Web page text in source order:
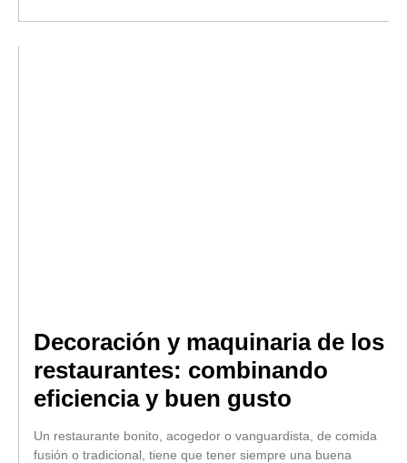
Decoración y maquinaria de los
restaurantes: combinando
eficiencia y buen gusto
Un restaurante bonito, acogedor o vanguardista, de comida
fusión o tradicional, tiene que tener siempre una buena